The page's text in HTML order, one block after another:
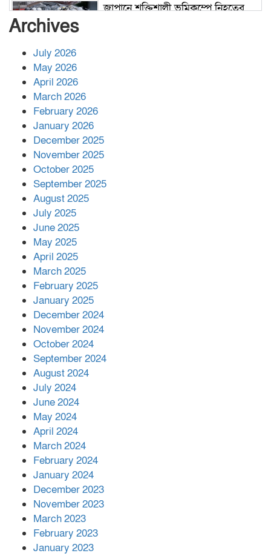
জাপানে শক্তিশালী ভূমিকম্পে নিহতের
পর ফোন তারেক রহমানের,গ্যাস সঙ্কট
সহায়তা দিলেন সাচিং প্রু জেরী
Archives
July 2026
May 2026
April 2026
March 2026
February 2026
January 2026
December 2025
November 2025
October 2025
September 2025
August 2025
July 2025
June 2025
May 2025
April 2025
March 2025
February 2025
January 2025
December 2024
November 2024
October 2024
September 2024
August 2024
July 2024
June 2024
May 2024
April 2024
March 2024
February 2024
January 2024
December 2023
November 2023
March 2023
February 2023
January 2023